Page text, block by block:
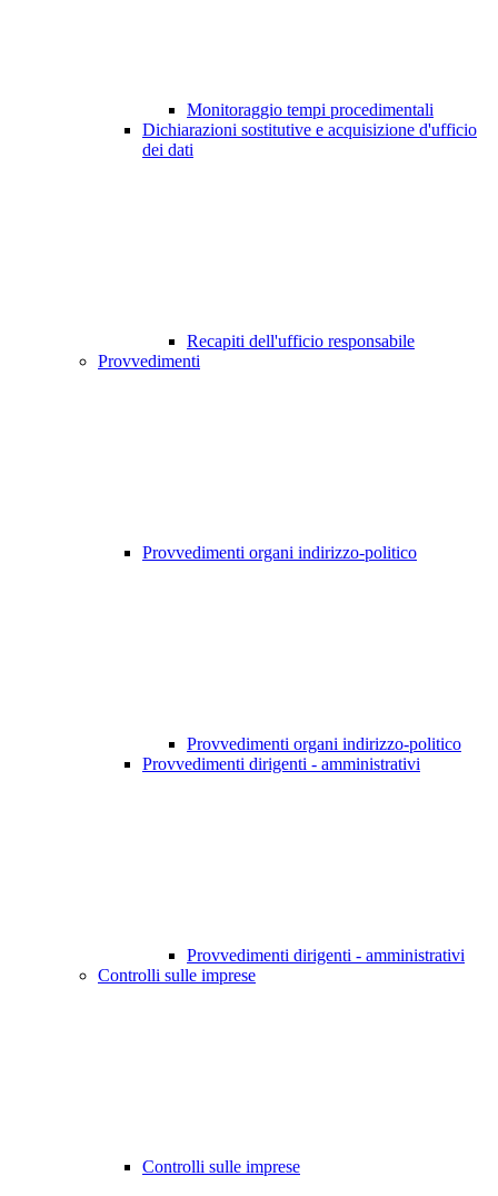
Monitoraggio tempi procedimentali
Dichiarazioni sostitutive e acquisizione d'ufficio
dei dati
Recapiti dell'ufficio responsabile
Provvedimenti
Provvedimenti organi indirizzo-politico
Provvedimenti organi indirizzo-politico
Provvedimenti dirigenti - amministrativi
Provvedimenti dirigenti - amministrativi
Controlli sulle imprese
Controlli sulle imprese